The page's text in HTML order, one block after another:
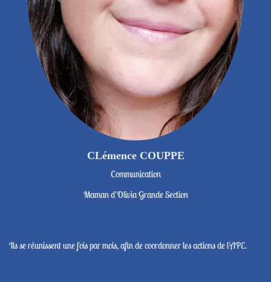
CLémence COUPPE
Communication
Maman d'Olivia Grande Section
Ils se réunissent une fois par mois, afin de coordonner les actions de l'APE.